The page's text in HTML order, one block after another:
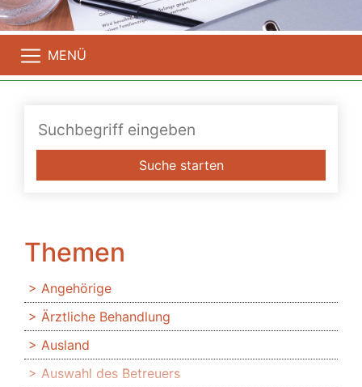
MENÜ
Suche starten
Themen
Angehörige
Ärztliche Behandlung
Ausland
Auswahl des Betreuers